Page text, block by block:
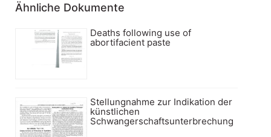
Ähnliche Dokumente
Deaths following use of
abortifacient paste
Stellungnahme zur Indikation der
künstlichen
Schwangerschaftsunterbrechung